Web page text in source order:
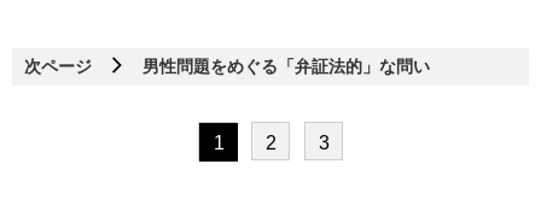
次ページ 男性問題をめぐる「弁証法的」な問い
1 2 3